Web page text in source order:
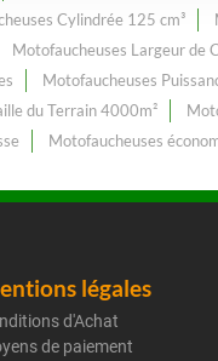
Cylindrée 125 cm³
Motofaucheuses Largeur de
Motofaucheuses
du Terrain 4000m²
Motofaucheuses
légales
d'Achat
de paiement